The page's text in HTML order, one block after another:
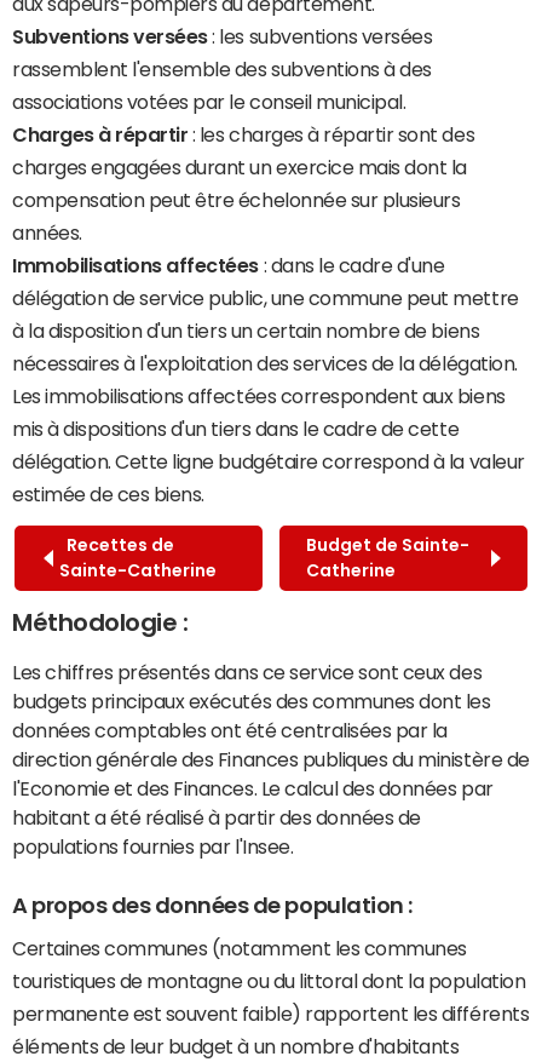
aux sapeurs-pompiers du département.
Subventions versées: les subventions versées
rassemblent l'ensemble des subventions à des
associations votées par le conseil municipal.
Charges à répartir : les charges à répartir sont des
charges engagées durant un exercice mais dont la
compensation peut être échelonnée sur plusieurs
années.
Immobilisations affectées : dans le cadre d'une
délégation de service public, une commune peut mettre
à la disposition d'un tiers un certain nombre de biens
nécessaires à l'exploitation des services de la délégation.
Les immobilisations affectées correspondent aux biens
mis à dispositions d'un tiers dans le cadre de cette
délégation. Cette ligne budgétaire correspond à la valeur
estimée de ces biens.
Recettes de
Sainte-Catherine
Budget de Sainte-
Catherine
Méthodologie :
Les chiffres présentés dans ce service sont ceux des
budgets principaux exécutés des communes dont les
données comptables ont été centralisées par la
direction générale des Finances publiques du ministère de
l'Economie et des Finances. Le calcul des données par
habitant a été réalisé à partir des données de
populations fournies par l'Insee.
A propos des données de population :
Certaines communes (notamment les communes
touristiques de montagne ou du littoral dont la population
permanente est souvent faible) rapportent les différents
éléments de leur budget à un nombre d'habitants